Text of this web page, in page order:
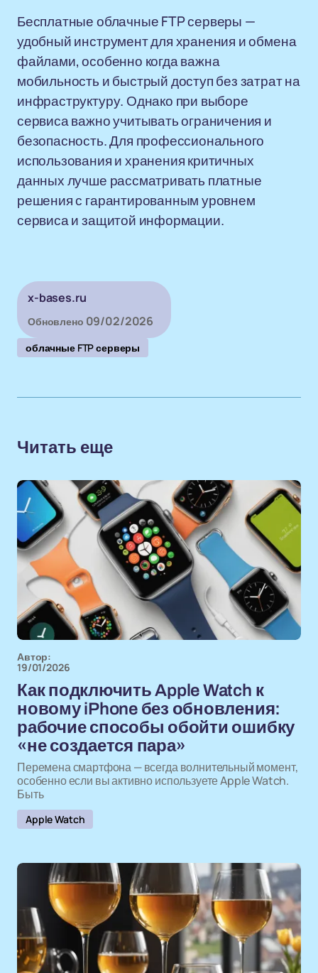
Бесплатные облачные FTP серверы —
удобный инструмент для хранения и обмена
файлами, особенно когда важна
мобильность и быстрый доступ без затрат на
инфраструктуру. Однако при выборе
сервиса важно учитывать ограничения и
безопасность. Для профессионального
использования и хранения критичных
данных лучше рассматривать платные
решения с гарантированным уровнем
сервиса и защитой информации.
x-bases.ru
Обновлено 09/02/2026
облачные FTP серверы
Читать еще
Автор:
19/01/2026
Как подключить Apple Watch к
новому iPhone без обновления:
рабочие способы обойти ошибку
«не создается пара»
Перемена смартфона — всегда волнительный момент,
особенно если вы активно используете Apple Watch.
Быть
Apple Watch